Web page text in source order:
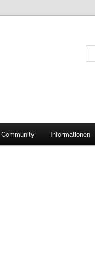
Community Informationen